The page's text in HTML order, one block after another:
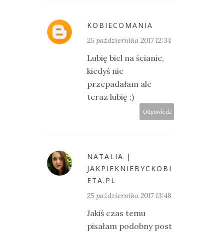
KOBIECOMANIA
25 października 2017 12:34
Lubię biel na ścianie,
kiedyś nie
przepadałam ale
teraz lubię ;)
Odpowiedz
NATALIA |
JAKPIEKNIEBYCKOBI
ETA.PL
25 października 2017 13:48
Jakiś czas temu
pisałam podobny post